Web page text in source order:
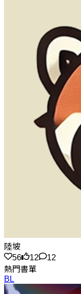
陸坡
56
12
12
熱門書單
BL